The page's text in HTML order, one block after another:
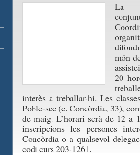
La
món
20
interès a treballar-hi. Les
Poble-sec (c. Concòrdia, 33),
de maig. L’horari serà de 12
inscripcions les persones
Concòrdia o a qualsevol
codi curs 203-1261.